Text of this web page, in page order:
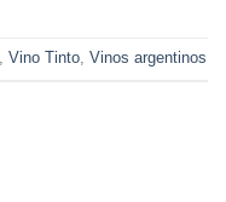
, Vino Tinto, Vinos argentinos